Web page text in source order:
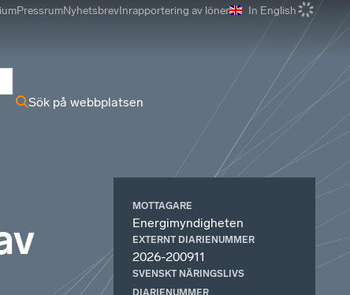
PressrumNyhetsbrevInrapportering av löner In English
Sök på webbplatsen
MOTTAGARE
Energimyndigheten
EXTERNT DIARIENUMMER
2026-200911
SVENSKT NÄRINGSLIVS
DIARIENUMMER